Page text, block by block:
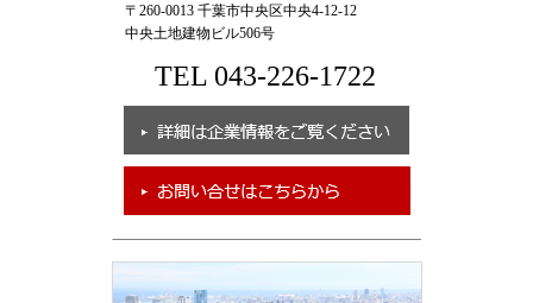
〒260-0013 千葉市中央区中央4-12-12
中央土地建物ビル506号
TEL 043-226-1722